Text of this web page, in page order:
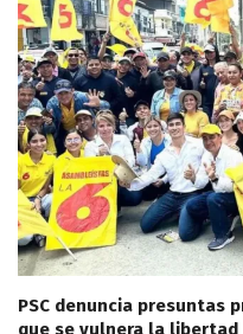
PSC denuncia presuntas
que se vulnera la